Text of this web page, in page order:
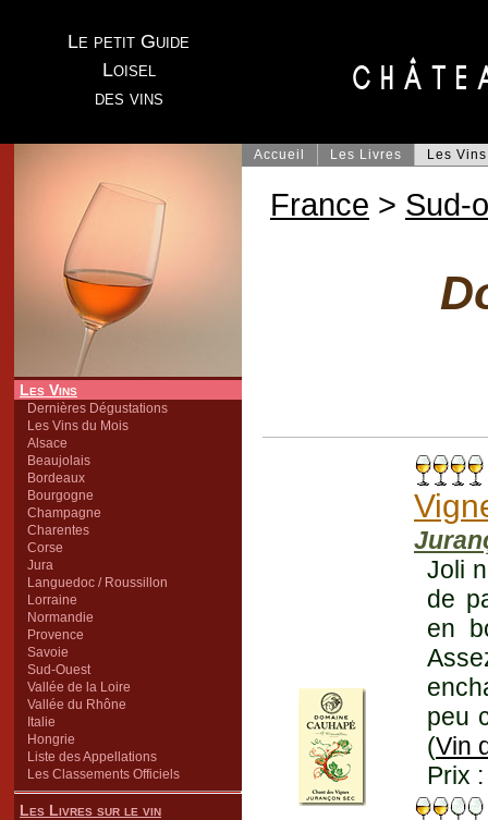
Le petit Guide
Loisel
des vins
Les Vins
Dernières Dégustations
Les Vins du Mois
Alsace
Beaujolais
Bordeaux
Bourgogne
Champagne
Charentes
Corse
Jura
Languedoc / Roussillon
Lorraine
Normandie
Provence
Savoie
Sud-Ouest
Vallée de la Loire
Vallée du Rhône
Italie
Hongrie
Liste des Appellations
Les Classements Officiels
Les Livres sur le vin
Accueil Les Livres Les Vins
France > Sud-
Joli
de
en
peu
(Vin
Prix